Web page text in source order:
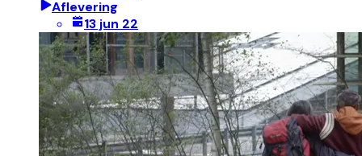
Aflevering
13 jun 22